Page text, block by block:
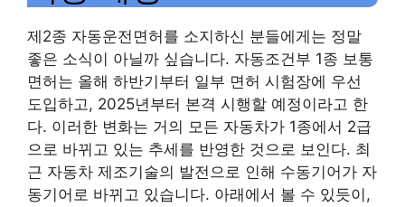
제2종 자동운전면허를 소지하신 분들에게는 정말
좋은 소식이 아닐까 싶습니다. 자동조건부 1종 보통
면허는 올해 하반기부터 일부 면허 시험장에 우선
도입하고, 2025년부터 본격 시행할 예정이라고 한
다. 이러한 변화는 거의 모든 자동차가 1종에서 2급
으로 바뀌고 있는 추세를 반영한 ​​것으로 보인다. 최
근 자동차 제조기술의 발전으로 인해 수동기어가 자
동기어로 바뀌고 있습니다. 아래에서 볼 수 있듯이,